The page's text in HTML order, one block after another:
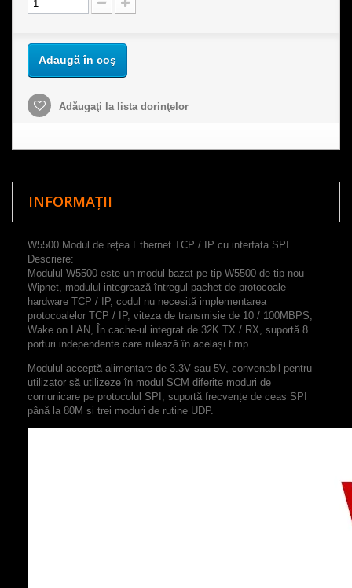
Adaugă în coş
Adăugaţi la lista dorinţelor
INFORMAȚII
W5500 Modul de rețea Ethernet TCP / IP cu interfata SPI
Descriere:
Modulul W5500 este un modul bazat pe tip W5500 de tip nou
Wipnet, modulul integrează întregul pachet de protocoale
hardware TCP / IP, codul nu necesită implementarea
protocoalelor TCP / IP, viteza de transmisie de 10 / 100MBPS,
Wake on LAN, În cache-ul integrat de 32K TX / RX, suportă 8
porturi independente care rulează în același timp.
Modulul acceptă alimentare de 3.3V sau 5V, convenabil pentru
utilizator să utilizeze în modul SCM diferite moduri de
comunicare pe protocolul SPI, suportă frecvențe de ceas SPI
până la 80M si trei moduri de rutine UDP.